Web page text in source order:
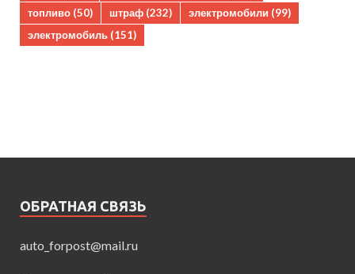
топливо (50) штраф (232) электромобили (99)
электромобиль (151)
ОБРАТНАЯ СВЯЗЬ
auto_forpost@mail.ru